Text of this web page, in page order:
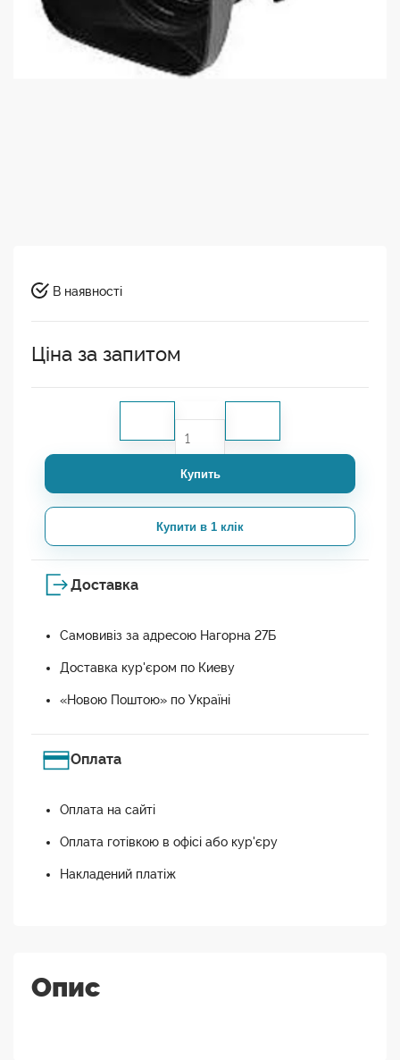
В наявності
Ціна за запитом
Купить
Купити в 1 клік
Доставка
Самовивіз за адресою Нагорна 27Б
Доставка кур'єром по Киеву
«Новою Поштою» по Україні
Оплата
Оплата на сайті
Оплата готівкою в офісі або кур'єру
Накладений платіж
Опис